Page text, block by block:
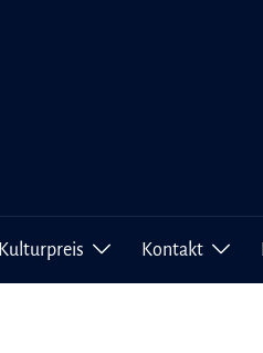
Kulturpreis Kontakt